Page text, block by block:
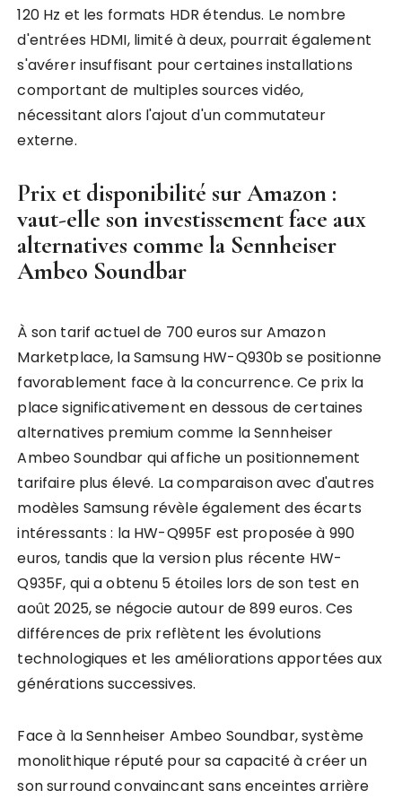
120 Hz et les formats HDR étendus. Le nombre
d'entrées HDMI, limité à deux, pourrait également
s'avérer insuffisant pour certaines installations
comportant de multiples sources vidéo,
nécessitant alors l'ajout d'un commutateur
externe.
Prix et disponibilité sur Amazon :
vaut-elle son investissement face aux
alternatives comme la Sennheiser
Ambeo Soundbar
À son tarif actuel de 700 euros sur Amazon
Marketplace, la Samsung HW-Q930b se positionne
favorablement face à la concurrence. Ce prix la
place significativement en dessous de certaines
alternatives premium comme la Sennheiser
Ambeo Soundbar qui affiche un positionnement
tarifaire plus élevé. La comparaison avec d'autres
modèles Samsung révèle également des écarts
intéressants : la HW-Q995F est proposée à 990
euros, tandis que la version plus récente HW-
Q935F, qui a obtenu 5 étoiles lors de son test en
août 2025, se négocie autour de 899 euros. Ces
différences de prix reflètent les évolutions
technologiques et les améliorations apportées aux
générations successives.
Face à la Sennheiser Ambeo Soundbar, système
monolithique réputé pour sa capacité à créer un
son surround convaincant sans enceintes arrière